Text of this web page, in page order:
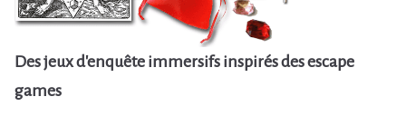
Des jeux d'enquête immersifs inspirés des escape
games